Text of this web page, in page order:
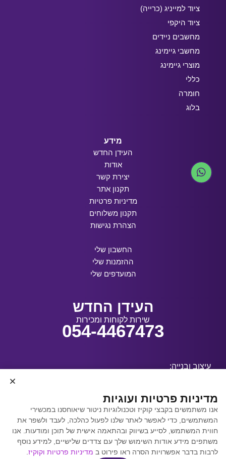
ציוד למייניג (כרייה)
ציוד היקפי
מחשבים ניידים
מחשבי גיימינג
מוצרי גיימינג
כללי
חומרה
בלוג
מידע
העידן החדש
אודות
יצירת קשר
תקנון אתר
מדיניות פרטיות
תקנון משלוחים
הצהרת נגישות
החשבון שלי
ההזמנות שלי
המועדפים שלי
העידן החדש
שירות לקוחות ומכירות
054-4467473
עיצוב ובנייה:
קידום אתרים באמצעות
מדיניות פרטיות ועוגיות
אנו משתמשים בקבצי קוקיז וטכנולוגיות ניטור שיאוחסנו במכשירי
המשתמשים, כדי לאפשר לאתר שלנו לפעול כהלכה, לעבד ולשפר את
חווית המשתמש, לסייע בשיווק ובהתאמה אישית של תוכן ומודעות. אנו
משתפים מידע אודות השימוש שלך עם צדדים שלישיים, למידע נוסף
לרבות בדבר אפשרויות הסרה ראו פירוט ב מדיניות פרטיות וקוקיז